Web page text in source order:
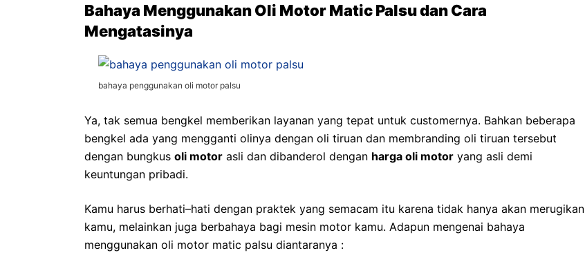
Bahaya Menggunakan Oli Motor Matic Palsu dan Cara
Mengatasinya
bahaya penggunakan oli motor palsu
Ya, tak semua bengkel memberikan layanan yang tepat untuk customernya. Bahkan beberapa
bengkel ada yang mengganti olinya dengan oli tiruan dan membranding oli tiruan tersebut
dengan bungkus oli motor asli dan dibanderol dengan harga oli motor yang asli demi
keuntungan pribadi.
Kamu harus berhati–hati dengan praktek yang semacam itu karena tidak hanya akan merugikan
kamu, melainkan juga berbahaya bagi mesin motor kamu. Adapun mengenai bahaya
menggunakan oli motor matic palsu diantaranya :